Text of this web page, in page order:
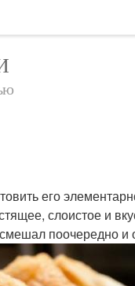
его
слоистое и
поочередно и